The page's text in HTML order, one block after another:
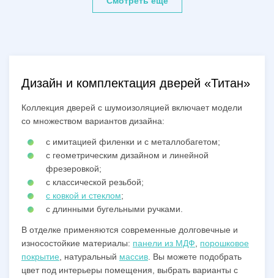
Дизайн и комплектация дверей «Титан»
Коллекция дверей с шумоизоляцией включает модели
со множеством вариантов дизайна:
с имитацией филенки и с металлобагетом;
с геометрическим дизайном и линейной
фрезеровкой;
с классической резьбой;
с ковкой и стеклом;
с длинными бугельными ручками.
В отделке применяются современные долговечные и
износостойкие материалы: панели из МДФ, порошковое
покрытие, натуральный массив. Вы можете подобрать
цвет под интерьеры помещения, выбрать варианты с